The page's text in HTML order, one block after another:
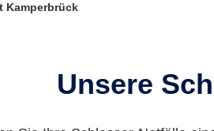
Kamperbrück
Unsere